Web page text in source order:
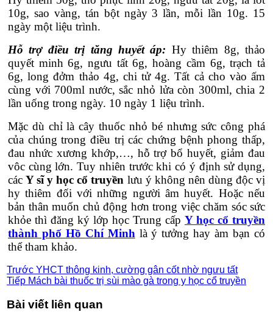
10g, sao vàng, tán bột ngày 3 lần, mỗi lần 10g. 15
ngày một liệu trình.
Hỗ trợ điều trị tăng huyết áp: Hy thiêm 8g, thảo
quyết minh 6g, ngưu tất 6g, hoàng cầm 6g, trạch tả
6g, long đởm thảo 4g, chi tử 4g. Tất cả cho vào ấm
cùng với 700ml nước, sắc nhỏ lửa còn 300ml, chia 2
lần uống trong ngày. 10 ngày 1 liệu trình.
Mặc dù chỉ là cây thuốc nhỏ bé nhưng sức công phá
của chúng trong điều trị các chứng bệnh phong thấp,
đau nhức xương khớp,…, hỗ trợ bổ huyết, giảm đau
vôc cùng lớn. Tuy nhiên trước khi có ý định sử dụng,
cácY sĩ y học cổ truyền lưu ý không nên dùng độc vị
hy thiêm đối với những người âm huyết. Hoặc nếu
bản thân muốn chủ động hơn trong việc chăm sóc sức
khỏe thì đăng ký lớp học Trung cấp Y học cổ truyền
thành phố Hồ Chí Minhlà ý tưởng hay àm bạn có
thể tham khảo.
Trước YHCT thông kinh, cường gân cốt nhờ ngưu tất
Tiếp Mách bài thuốc trị sùi mào gà trong y học cổ truyền
Bài viết liên quan